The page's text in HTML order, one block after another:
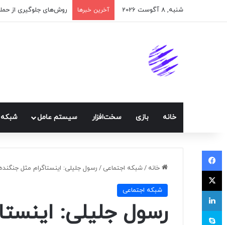
شنبه, 8 آگوست 2026 آخرین خبرها اپلیکیشن پیام‌رسان
خانه بازی سخت‌افزار سيستم عامل شبكه
خانه /شبكه اجتماعی / رسول جلیلی: اینستاگرام مثل
شبكه اجتماعی
رسول جلیلی:
فیسبوک